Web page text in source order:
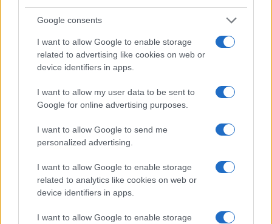
Google consents
I want to allow Google to enable storage
related to advertising like cookies on web or
device identifiers in apps.
I want to allow my user data to be sent to
Google for online advertising purposes.
I want to allow Google to send me
personalized advertising.
I want to allow Google to enable storage
related to analytics like cookies on web or
device identifiers in apps.
I want to allow Google to enable storage
Zuckerberg már gazdagabb,
mint Bill Gates
2021. augusztus 16.